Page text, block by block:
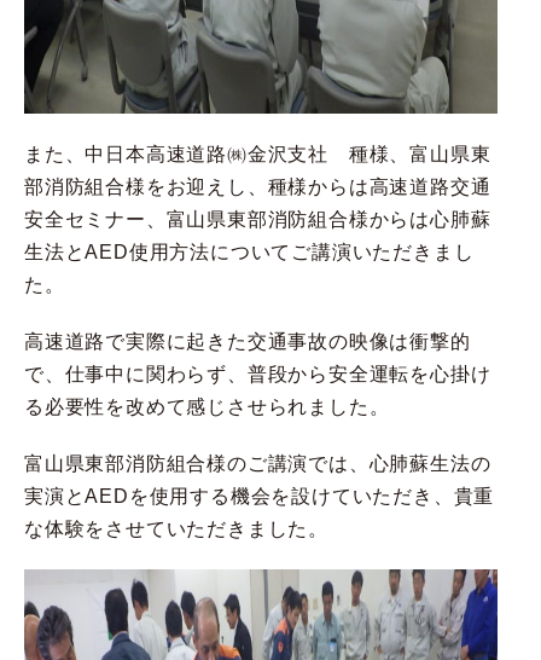
また、中日本高速道路㈱金沢支社 種様、富山県東
部消防組合様をお迎えし、種様からは高速道路交通
安全セミナー、富山県東部消防組合様からは心肺蘇
生法とAED使用方法についてご講演いただきまし
た。
高速道路で実際に起きた交通事故の映像は衝撃的
で、仕事中に関わらず、普段から安全運転を心掛け
る必要性を改めて感じさせられました。
富山県東部消防組合様のご講演では、心肺蘇生法の
実演とAEDを使用する機会を設けていただき、貴重
な体験をさせていただきました。